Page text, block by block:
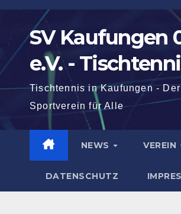
Zum
springenSV Kaufungen
e.V. -
Tischtennis in Kaufungen - Der
Sportverein für Alle
NEWS VEREIN
DATENSCHUTZ